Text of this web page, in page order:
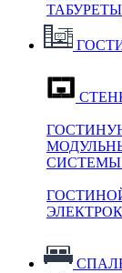
ТАБУРЕТЫ
СИСТЕМЫ